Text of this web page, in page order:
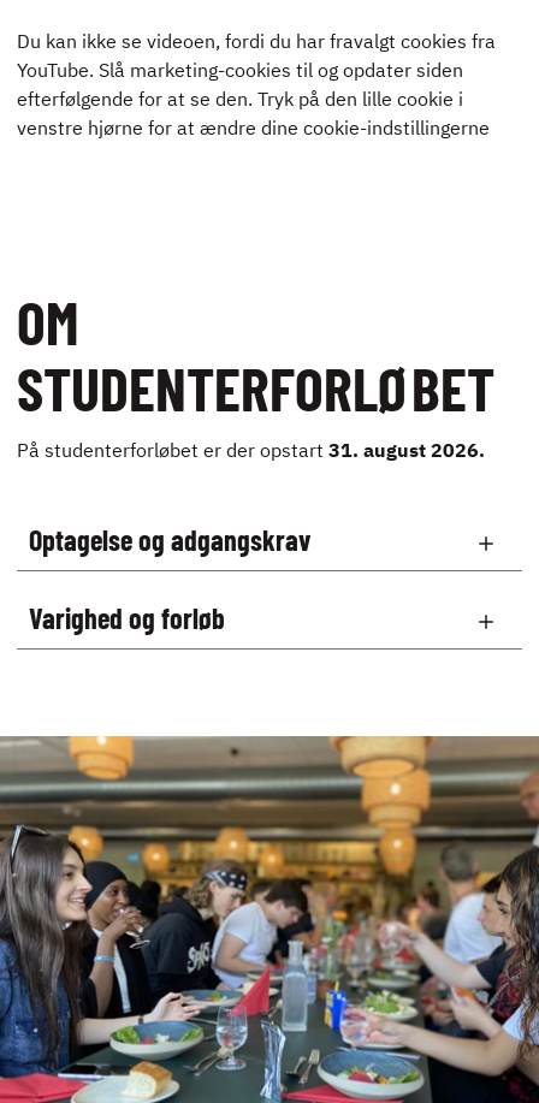
Du kan ikke se videoen, fordi du har fravalgt cookies fra
YouTube. Slå marketing-cookies til og opdater siden
efterfølgende for at se den. Tryk på den lille cookie i
venstre hjørne for at ændre dine cookie-indstillingerne
OM
STUDENTERFORLØBET
På studenterforløbet er der opstart 31. august 2026.
Optagelse og adgangskrav
Varighed og forløb